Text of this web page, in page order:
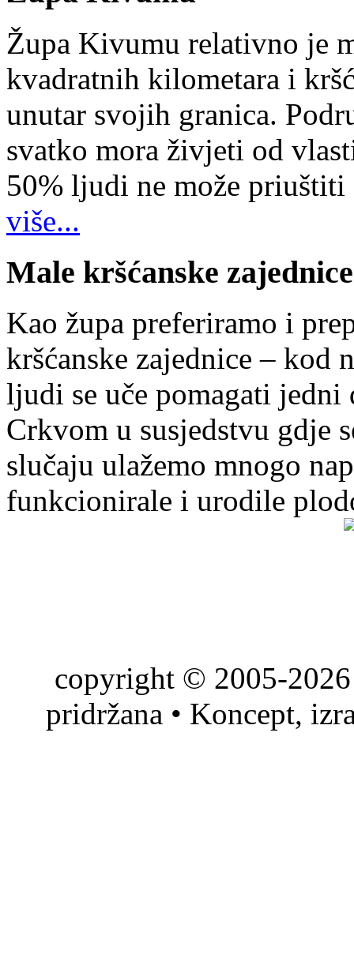
Župa Kivumu relativno je
kvadratnih kilometara i
unutar svojih granica.
svatko mora živjeti od
50% ljudi ne može
više...
Male kršćanske zajednice
Kao župa preferiramo i
kršćanske zajednice – kod
ljudi se uče pomagati
Crkvom u susjedstvu gdje
slučaju ulažemo mnogo
funkcionirale i urodile
copyright © 2005-
pridržana • Koncept,